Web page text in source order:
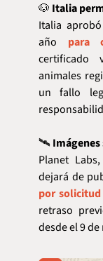
🐶 Italia
Italia
año para
certificado
animales
un fallo
🛰️
Planet
por
retraso
desde el 9